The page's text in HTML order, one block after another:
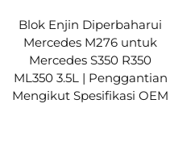
Blok Enjin Diperbaharui
Mercedes M276 untuk
Mercedes S350 R350
ML350 3.5L | Penggantian
Mengikut Spesifikasi OEM